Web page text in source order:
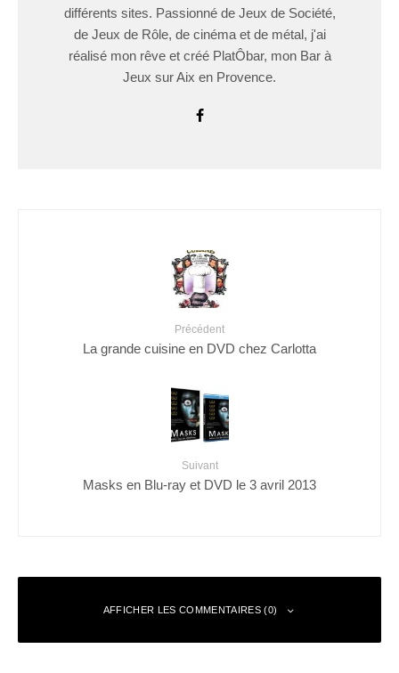
différents sites. Passionné de Jeux de Société,
de Jeux de Rôle, de cinéma et de métal, j'ai
réalisé mon rêve et créé PlatÔbar, mon Bar à
Jeux sur Aix en Provence.
Précédent
La grande cuisine en DVD chez Carlotta
Suivant
Masks en Blu-ray et DVD le 3 avril 2013
AFFICHER LES COMMENTAIRES (0)